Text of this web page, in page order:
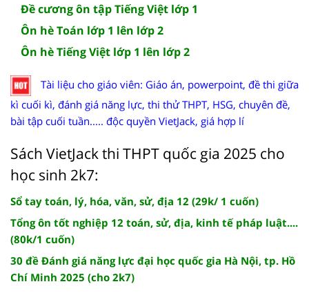
Đề cương ôn tập Tiếng Việt lớp 1
Ôn hè Toán lớp 1 lên lớp 2
Ôn hè Tiếng Việt lớp 1 lên lớp 2
Tài liệu cho giáo viên: Giáo án, powerpoint, đề thi giữa
kì cuối kì, đánh giá năng lực, thi thử THPT, HSG, chuyên đề,
bài tập cuối tuần..... độc quyền VietJack, giá hợp lí
Sách VietJack thi THPT quốc gia 2025 cho
học sinh 2k7:
Sổ tay toán, lý, hóa, văn, sử, địa 12 (29k/ 1 cuốn)
Tổng ôn tốt nghiệp 12 toán, sử, địa, kinh tế pháp luật....
(80k/1 cuốn)
30 đề Đánh giá năng lực đại học quốc gia Hà Nội, tp. Hồ
Chí Minh 2025 (cho 2k7)